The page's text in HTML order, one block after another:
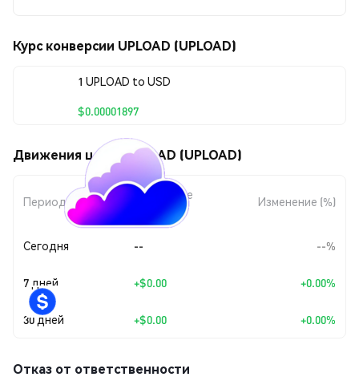
Курс конверсии UPLOAD (UPLOAD)
1 UPLOAD to USD
$0.00001897
Движения цены UPLOAD (UPLOAD)
Период
Изменение
суммы
Изменение (%)
Сегодня -- --%
7 дней +$0.00 +0.00%
30 дней +$0.00 +0.00%
Отказ от ответственности